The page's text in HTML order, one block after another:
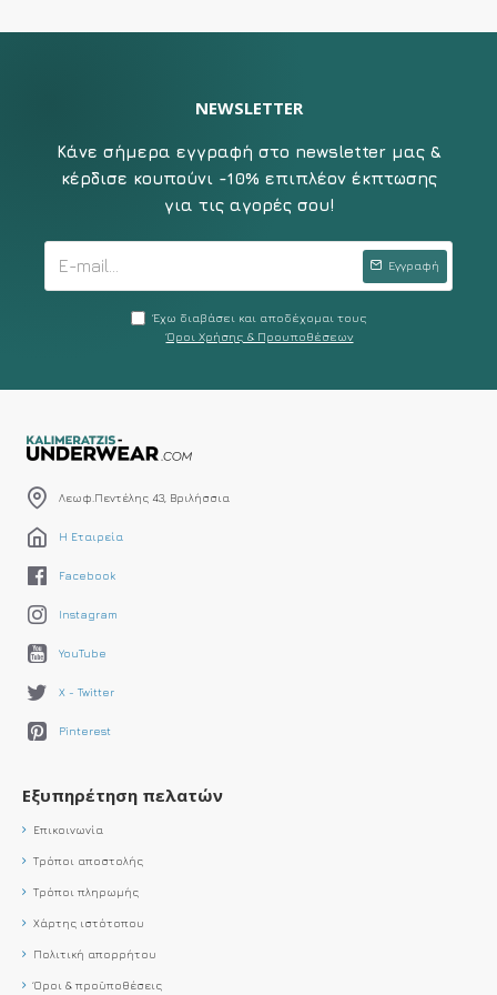
NEWSLETTER
Κάνε σήμερα εγγραφή στο newsletter μας &
κέρδισε κουπούνι -10% επιπλέον έκπτωσης
για τις αγορές σου!
Εγγραφή
Έχω διαβάσει και αποδέχομαι τους
Όροι Χρήσης & Προυποθέσεων
Λεωφ.Πεντέλης 43, Βριλήσσια
Η Εταιρεία
Facebook
Instagram
YouTube
X - Twitter
Pinterest
Εξυπηρέτηση πελατών
Επικοινωνία
Τρόποι αποστολής
Τρόποι πληρωμής
Χάρτης ιστότοπου
Πολιτική απορρήτου
Όροι & προϋποθέσεις